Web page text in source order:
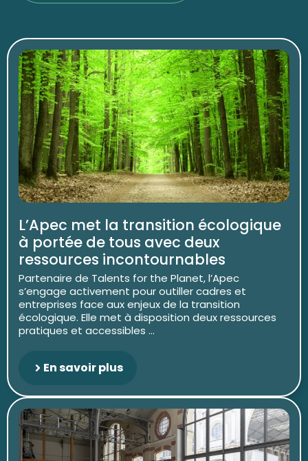
L’Apec met la transition écologique
à portée de tous avec deux
ressources incontournables
Partenaire de Talents for the Planet, l’Apec
s’engage activement pour outiller cadres et
entreprises face aux enjeux de la transition
écologique. Elle met à disposition deux ressources
pratiques et accessibles ...
En savoir plus